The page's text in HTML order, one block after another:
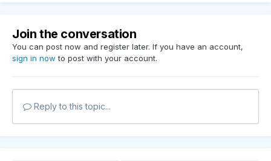
Join the conversation
You can post now and register later. If you have an account,
sign in now to post with your account.
Reply to this topic...